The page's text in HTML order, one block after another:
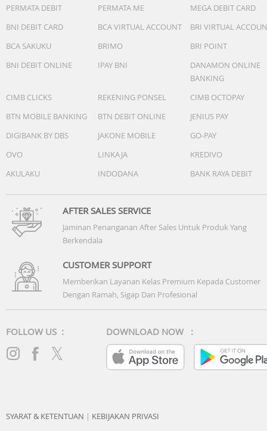
PERMATA DEBIT
PERMATA ME
MEGA DEBIT CARD
BNI DEBIT CARD
BCA VIRTUAL ACCOUNT
BRI VIRTUAL
BCA SAKUKU
BRIMO
BRI POINT
BNI DEBIT ONLINE
IPAY BNI
DANAMON ONLINE
BANKING
CIMB CLICKS
REKENING PONSEL
CIMB OCTOPAY
BTN MOBILE BANKING
BTN DEBIT ONLINE
JENIUS PAY
DIGIBANK BY DBS
JAKONE MOBILE
GO-PAY
OVO
LINKAJA
KREDIVO
AKULAKU
INDODANA BANK RAYA DEBIT
AFTER SALES SERVICE
Jaminan Penanganan After Sales Untuk Produk Yang
Berkendala
CUSTOMER SUPPORT
Memberikan Layanan Kelas Premium Kepada Customer
Dengan Ramah, Sigap Dan Profesional
FOLLOW US : DOWNLOAD NOW :
SYARAT & KETENTUAN | KEBIJAKAN PRIVASI